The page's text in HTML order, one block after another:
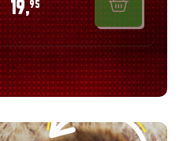
19,95